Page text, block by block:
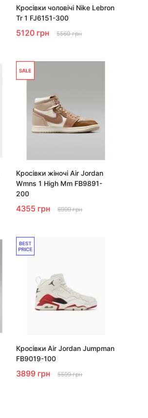
Кросівки чоловічі Nike Lebron
Tr 1 FJ6151-300
5120 грн 5560 грн
Кросівки жіночі Air Jordan
Wmns 1 High Mm FB9891-
200
4355 грн 6999 грн
Кросівки Air Jordan Jumpman
FB9019-100
3899 грн 5599 грн